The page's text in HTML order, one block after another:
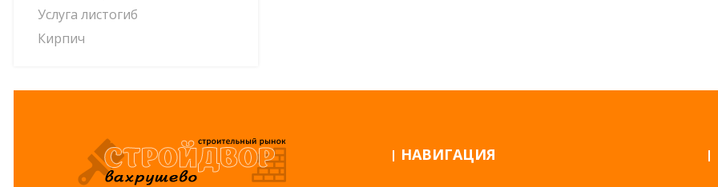
Услуга листогиб
Кирпич
НАВИГАЦИЯ